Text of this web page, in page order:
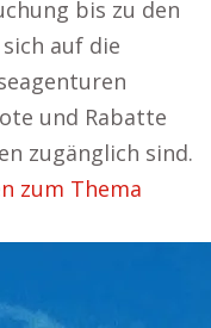
bis zu den
auf die
und Rabatte
zugänglich sind.
zum Thema